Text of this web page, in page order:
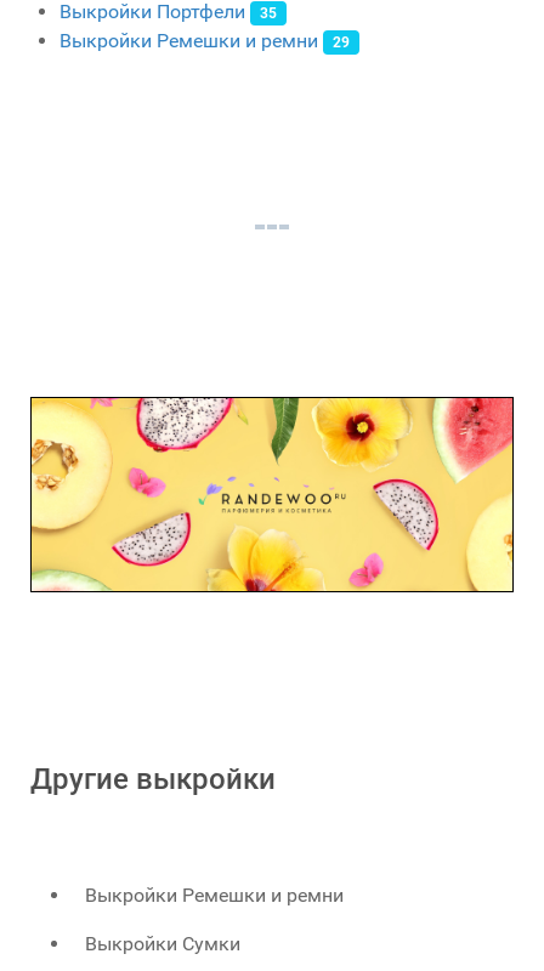
Выкройки Портфели 35
Выкройки Ремешки и ремни 29
Другие выкройки
Выкройки Ремешки и ремни
Выкройки Сумки